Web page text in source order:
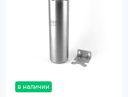
в наличии